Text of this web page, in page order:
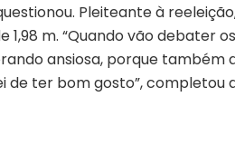
Pleiteante à
1,98 m. “Quando vão debater
ansiosa, porque também
de ter bom gosto”,